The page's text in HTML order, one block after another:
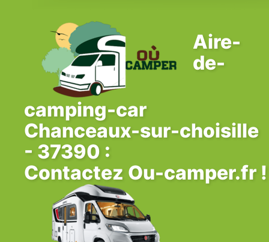
Aire-
de-
camping-car
Chanceaux-sur-choisille
- 37390 :
Contactez Ou-camper.fr !